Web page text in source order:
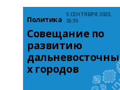
Политика
5 СЕНТЯБРЯ 2023,
05:35
Совещание по
развитию
дальневосточны
х городов